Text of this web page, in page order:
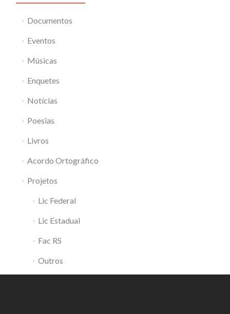
Documentos
Eventos
Músicas
Enquetes
Notícias
Poesias
Livros
Acordo Ortográfico
Projetos
Lic Federal
Lic Estadual
Fac RS
Outros